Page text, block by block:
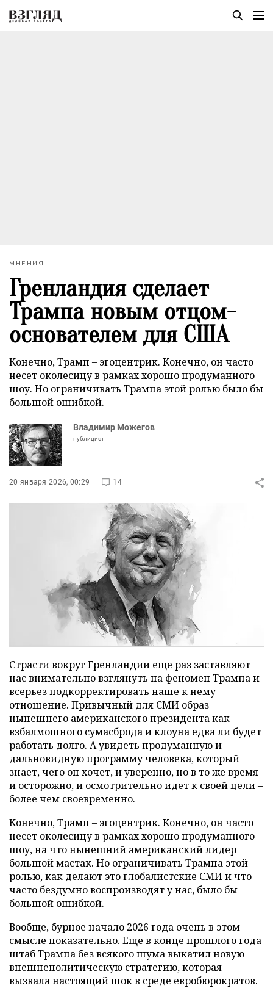
МНЕНИЯ
Гренландия сделает
Трампа новым отцом-
основателем для США
Конечно, Трамп – эгоцентрик. Конечно, он часто
несет околесицу в рамках хорошо продуманного
шоу. Но ограничивать Трампа этой ролью было бы
большой ошибкой.
Владимир Можегов
публицист
20 января 2026, 00:29 14
Страсти вокруг Гренландии еще раз заставляют
нас внимательно взглянуть на феномен Трампа и
всерьез подкорректировать наше к нему
отношение. Привычный для СМИ образ
нынешнего американского президента как
взбалмошного сумасброда и клоуна едва ли будет
работать долго. А увидеть продуманную и
дальновидную программу человека, который
знает, чего он хочет, и уверенно, но в то же время
и осторожно, и осмотрительно идет к своей цели –
более чем своевременно.
Конечно, Трамп – эгоцентрик. Конечно, он часто
несет околесицу в рамках хорошо продуманного
шоу, на что нынешний американский лидер
большой мастак. Но ограничивать Трампа этой
ролью, как делают это глобалистские СМИ и что
часто бездумно воспроизводят у нас, было бы
большой ошибкой.
Вообще, бурное начало 2026 года очень в этом
смысле показательно. Еще в конце прошлого года
штаб Трампа без всякого шума выкатил новую
внешнеполитическую стратегию, которая
вызвала настоящий шок в среде евробюрократов.